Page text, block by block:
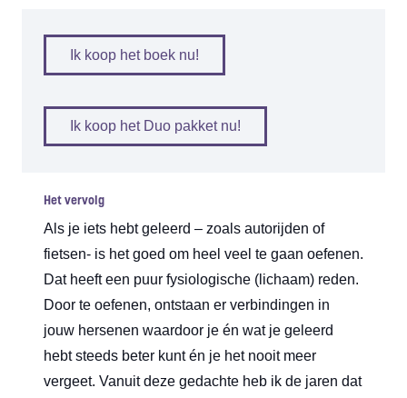
Ik koop het boek nu!
Ik koop het Duo pakket nu!
Het vervolg
Als je iets hebt geleerd – zoals autorijden of
fietsen- is het goed om heel veel te gaan oefenen.
Dat heeft een puur fysiologische (lichaam) reden.
Door te oefenen, ontstaan er verbindingen in
jouw hersenen waardoor je én wat je geleerd
hebt steeds beter kunt én je het nooit meer
vergeet. Vanuit deze gedachte heb ik de jaren dat